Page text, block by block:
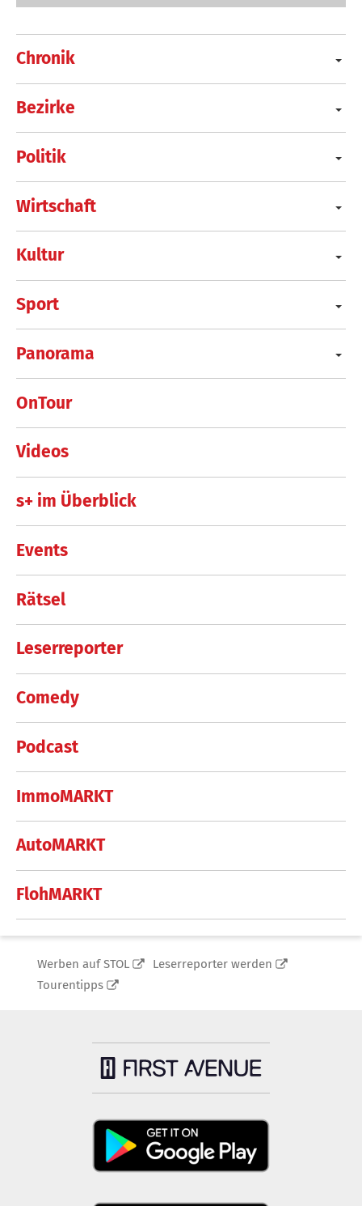
Chronik
Bezirke
Politik
Wirtschaft
Kultur
Sport
Panorama
OnTour
Videos
s+ im Überblick
Events
Rätsel
Leserreporter
Comedy
Podcast
ImmoMARKT
AutoMARKT
FlohMARKT
Werben auf STOL
Leserreporter werden
Tourentipps